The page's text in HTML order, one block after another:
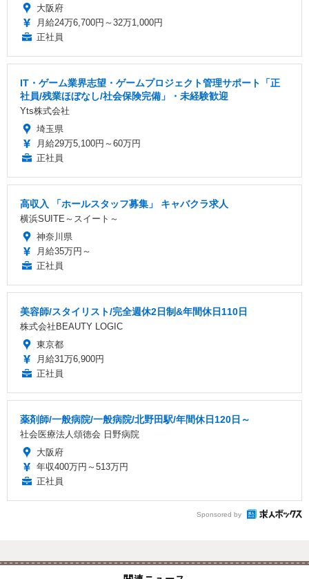
大阪府
月給24万6,700円～32万1,000円
正社員
IT・ゲーム業界志望・ゲームプロジェクト管理サポート「正
社員/残業ほぼなし/社会保険完備」・未経験歓迎
Yts株式会社
埼玉県
月給29万5,100円～60万円
正社員
高収入 「ホールスタッフ募集」 キャバクラ求人
横浜SUITE～スイート～
神奈川県
月給35万円～
正社員
美容師/スタイリスト/完全週休2日制&年間休日110日
株式会社BEAUTY LOGIC
東京都
月給31万6,900円
正社員
薬剤師/一般病院/一般病院/北野田駅/年間休日120日～
社会医療法人頌徳会 日野病院
大阪府
年収400万円～513万円
正社員
Sponsored by